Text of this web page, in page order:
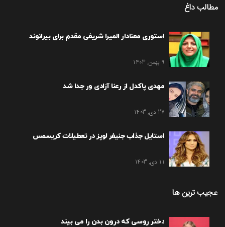
مطالب داغ
استوری معنادار المیرا شریفی مقدم برای بیرانوند
9 بهمن, 1403
مهدی پاکدل از رعنا آزادی ور جدا شد
27 دی, 1403
استایل جذاب جنیفر لوپز در تعطیلات کریسمس
11 دی, 1403
عجیب ترین ها
دختر روسی که درون بدن را می بیند